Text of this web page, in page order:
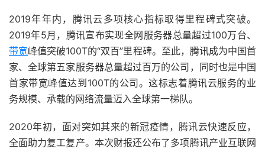
2019年年内，腾讯云多项核心指标取得里程碑式突破。
2019年5月，腾讯宣布实现全网服务器总量超过100万台、
带宽峰值突破100T的“双百”里程碑。至此，腾讯成为中国首
家、全球第五家服务器总量超过百万的公司，同时也是中国
首家带宽峰值达到100T的公司。这标志着腾讯云服务的业
务规模、承载的网络流量迈入全球第一梯队。
2020年初，面对突如其来的新冠疫情，腾讯云快速反应，
全面助力复工复产。本次财报还公布了多项腾讯产业互联网